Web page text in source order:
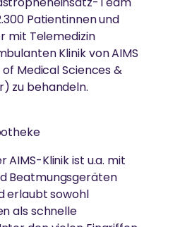
wirkt in über 15 Ländern.
stärken und
GESCHLECHTER &
von Frauen
OBDACH
Patientinnen und
mit Telemedizin
Klinik von AIMS
Medical Sciences &
zu behandeln.
AIMS-Klinik ist u.a. mit
Beatmungsgeräten
erlaubt sowohl
als schnelle